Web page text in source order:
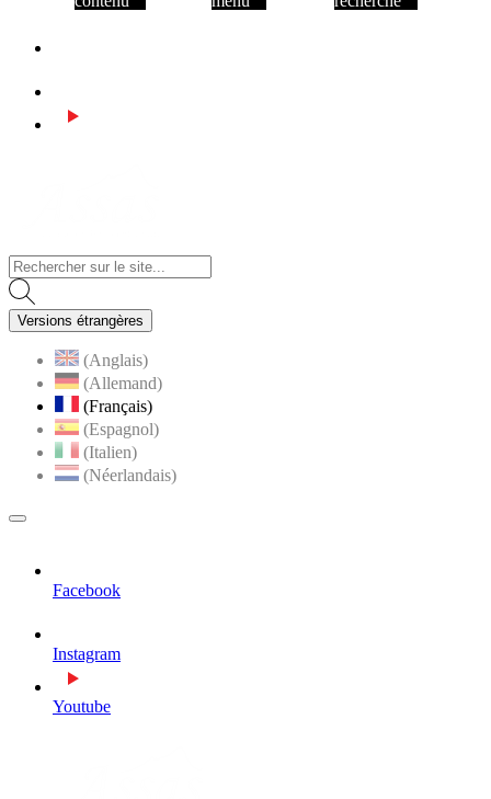
Versions étrangères
(Anglais)
(Allemand)
(Français)
(Espagnol)
(Italien)
(Néerlandais)
MENU
Facebook
Instagram
Youtube